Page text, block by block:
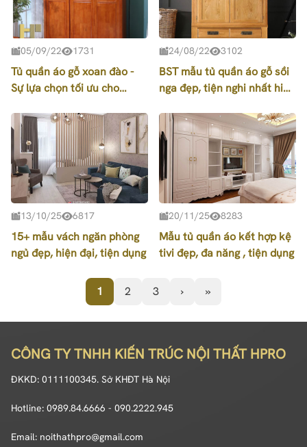
05/09/22 1731
Tủ quần áo gỗ xoan đào -
Sự lựa chọn tối ưu cho
ấm cúng
24/08/22 3102
BST mẫu tủ quần áo gỗ sồi
nga đẹp, tiện nghi nhất hiện
13/10/25 6817
15+ mẫu vách ngăn phòng
ngủ đẹp, hiện đại, tiện dụng
20/11/25 8283
Mẫu tủ quần áo kết hợp kệ
tivi đẹp, đa năng , tiện dụng
1 2 3 › »
CÔNG TY TNHH KIẾN TRÚC NỘI THẤT HPRO
ĐKKD: 0111100345. Sở KHĐT Hà Nội
Hotline: 0989.84.6666 - 090.2222.945
Email: noithathpro@gmail.com